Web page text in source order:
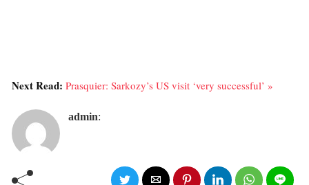
Next Read: Prasquier: Sarkozy’s US visit ‘very successful’ »
admin: